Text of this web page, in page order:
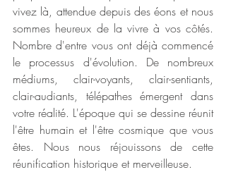
vivez là, attendue depuis des éons et nous
sommes heureux de la vivre à vos côtés.
Nombre d'entre vous ont déjà commencé
le processus d'évolution. De nombreux
médiums, clair-voyants, clair-sentiants,
clair-audiants, télépathes émergent dans
votre réalité. L'époque qui se dessine réunit
l'être humain et l'être cosmique que vous
êtes. Nous nous réjouissons de cette
réunification historique et merveilleuse.